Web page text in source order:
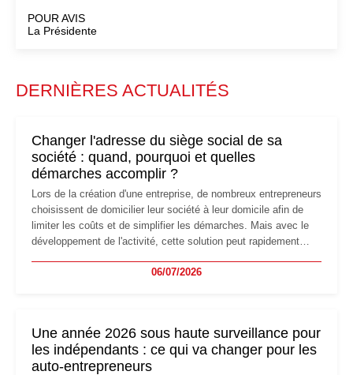
POUR AVIS
La Présidente
DERNIÈRES ACTUALITÉS
Changer l'adresse du siège social de sa
société : quand, pourquoi et quelles
démarches accomplir ?
Lors de la création d'une entreprise, de nombreux entrepreneurs
choisissent de domicilier leur société à leur domicile afin de
limiter les coûts et de simplifier les démarches. Mais avec le
développement de l'activité, cette solution peut rapidement
professionnels, recrutement, image de marque… Le
06/07/2026
Une année 2026 sous haute surveillance pour
les indépendants : ce qui va changer pour les
auto-entrepreneurs